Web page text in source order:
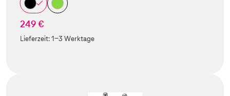
249 €
Lieferzeit:1-3 Werktage